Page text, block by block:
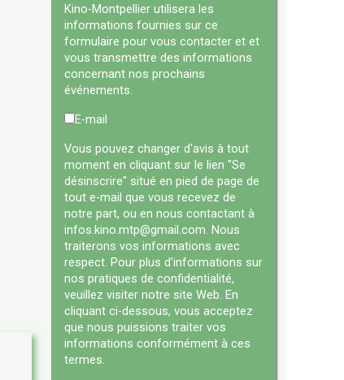
Kino-Montpellier utilisera les
informations fournies sur ce
formulaire pour vous contacter et et
vous transmettre des informations
concernant nos prochains
événements.
E-mail
Vous pouvez changer d'avis à tout
moment en cliquant sur le lien "Se
désinscrire" situé en pied de page de
tout e-mail que vous recevez de
notre part, ou en nous contactant à
infos.kino.mtp@gmail.com. Nous
traiterons vos informations avec
respect. Pour plus d'informations sur
nos pratiques de confidentialité,
veuillez visiter notre site Web. En
cliquant ci-dessous, vous acceptez
que nous puissions traiter vos
informations conformément à ces
termes.